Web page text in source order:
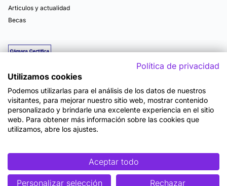
Articulos y actualidad
Becas
Mapa del sitio
Términos y Condiciones de Uso
Accesibilidad
Cookies
Política de privacidad
Utilizamos cookies
Podemos utilizarlas para el análisis de los datos de nuestros
visitantes, para mejorar nuestro sitio web, mostrar contenido
personalizado y brindarle una excelente experiencia en el sitio
web. Para obtener más información sobre las cookies que
utilizamos, abre los ajustes.
Aceptar todo
Personalizar selección Rechazar